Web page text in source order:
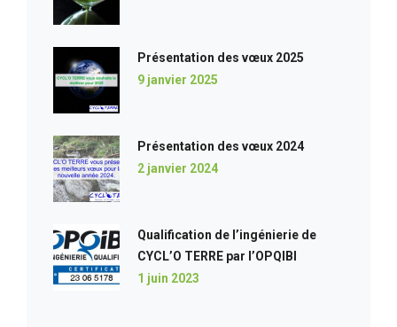
Présentation des vœux 2025
9 janvier 2025
Présentation des vœux 2024
2 janvier 2024
Qualification de l’ingénierie de
CYCL’O TERRE par l’OPQIBI
1 juin 2023